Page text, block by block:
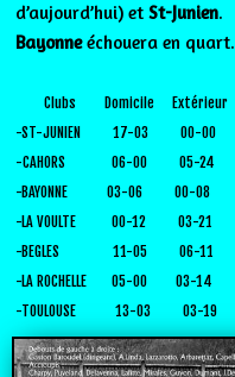
d’aujourd’hui) et St-Junien.
Bayonneéchouera en quart.
Clubs Domicile Extérieur
-ST-JUNIEN 17-03 00-00
-CAHORS 06-00 05-24
-BAYONNE 03-06 00-08
-LA VOULTE 00-12 03-21
-BEGLES 11-05 06-11
-LA ROCHELLE 05-00 03-14
-TOULOUSE 13-03 03-19